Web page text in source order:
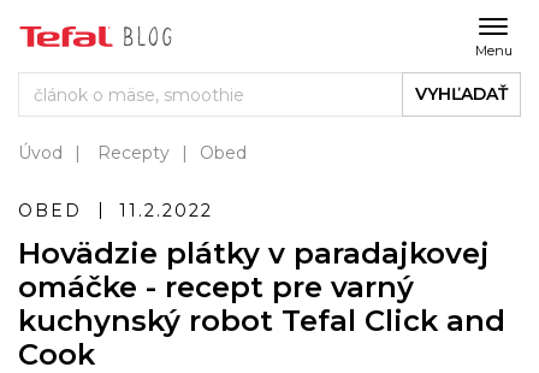
Menu
VYHĽADAŤ
Úvod Recepty Obed
OBED 11.2.2022
Hovädzie plátky v paradajkovej
omáčke - recept pre varný
kuchynský robot Tefal Click and
Cook